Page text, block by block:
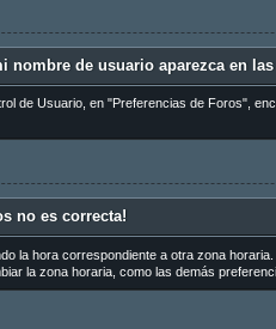
nombre de usuario aparezca en
de Usuario, en "Preferencias de Foros",
no es correcta!
la hora correspondiente a otra zona
la zona horaria, como las demás